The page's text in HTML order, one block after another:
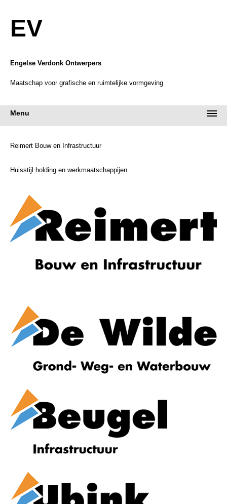
EV
Engelse Verdonk Ontwerpers
Maatschap voor grafische en ruimtelijke vormgeving
Menu
Reimert Bouw en Infrastructuur
Huisstijl holding en werkmaatschappijen